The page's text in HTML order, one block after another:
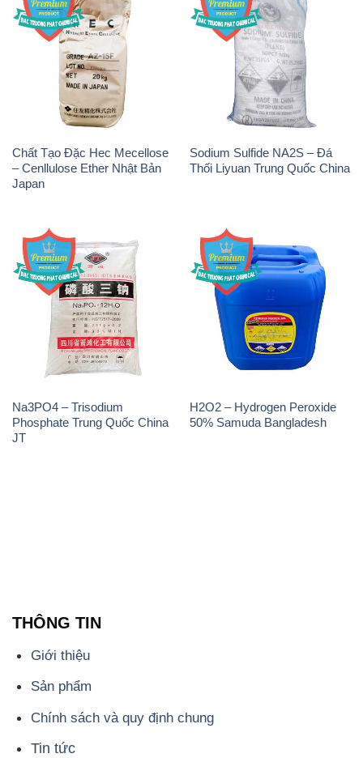
Chất Tạo Đặc Hec Mecellose
– Cenllulose Ether Nhật Bản
Japan
Sodium Sulfide NA2S – Đá
Thối Liyuan Trung Quốc China
Na3PO4 – Trisodium
Phosphate Trung Quốc China
JT
H2O2 – Hydrogen Peroxide
50% Samuda Bangladesh
THÔNG TIN
Giới thiệu
Sản phẩm
Chính sách và quy định chung
Tin tức